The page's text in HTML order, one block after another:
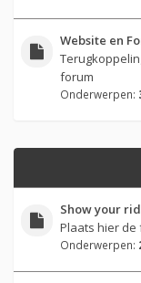
Website en
forum
Onderwerpen:
Show your
Plaats hier de
Onderwerpen: